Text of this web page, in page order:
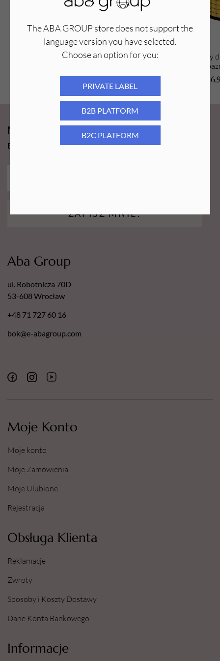
The ABA GROUP store does not support the
language version you have selected.
Choose an option for you:
PRIVATE LABEL
B2B PLATFORM
B2C PLATFORM
Dozownik do płynów z pompką
2,89PLN
Formy/Szablony
przedłużania
Newsy Aba Group!
Bądź na bieżąco i łap promocję tylko dla subskrybentów!
ZAPISZ MNIE!
Moje Konto
Moje konto
Moje Zamówienia
Moje Ulubione
Rejestracja
Obsługa Klienta
Reklamacje
Zwroty
Sposoby i Koszty Dostawy
Dane Konta Bankowego
Informacje
Aba Group
ul. Robotnicza 70D
53-608 Wrocław
+48 71 727 60 16
bok@e-abagroup.com